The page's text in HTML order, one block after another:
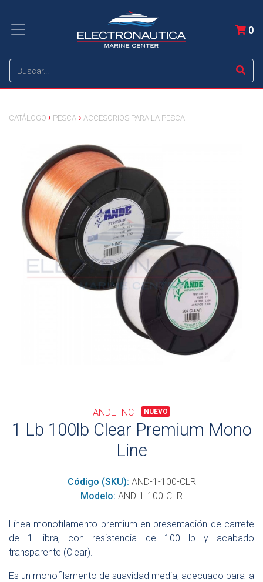
0
CATÁLOGO PESCA ACCESORIOS PARA LA PESCA
ANDE INC NUEVO
1 Lb 100lb Clear Premium Mono
Line
Código (SKU): AND-1-100-CLR
Modelo: AND-1-100-CLR
Línea monofilamento premium en presentación de carrete
de 1 libra, con resistencia de 100 lb y acabado
transparente (Clear).
Es un monofilamento de suavidad media, adecuado para la